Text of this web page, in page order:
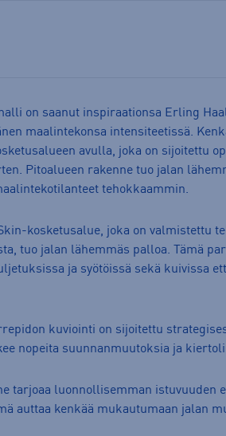
on saanut inspiraationsa Erling
maalintekonsa intensiteetissä.
avulla, joka on sijoitettu
Pitoalueen rakenne tuo jalan
tehokkaammin.
kosketusalue, joka on valmistettu
tuo jalan lähemmäs palloa. Tämä
ja syötöissä sekä kuivissa
kuviointi on sijoitettu
nopeita suunnanmuutoksia ja
tarjoaa luonnollisemman istuvuuden
auttaa kenkää mukautumaan jalan